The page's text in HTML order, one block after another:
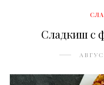
Сладкиш с